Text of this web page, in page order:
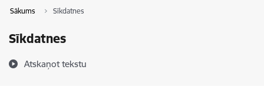
Sākums Sīkdatnes
Sīkdatnes
Atskaņot tekstu